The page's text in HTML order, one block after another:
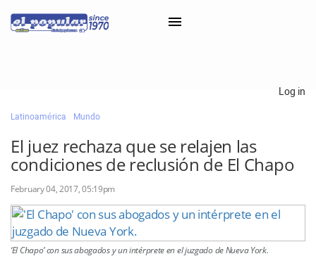
Classifieds
Categorías
×
Log in
Latinoamérica Mundo
El juez rechaza que se relajen las
condiciones de reclusión de El Chapo
February 04, 2017, 05:19pm
‘El Chapo’ con sus abogados y un intérprete en el juzgado de Nueva York.